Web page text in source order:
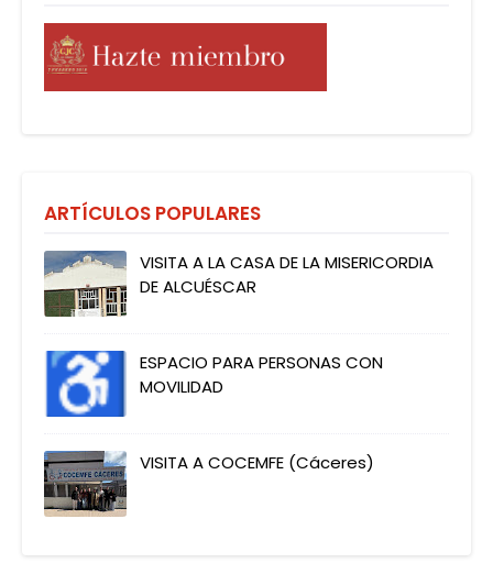
ARTÍCULOS POPULARES
VISITA A LA CASA DE LA MISERICORDIA
DE ALCUÉSCAR
ESPACIO PARA PERSONAS CON
MOVILIDAD
VISITA A COCEMFE (Cáceres)